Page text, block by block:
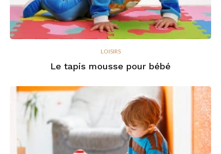
LOISIRS
Le tapis mousse pour bébé